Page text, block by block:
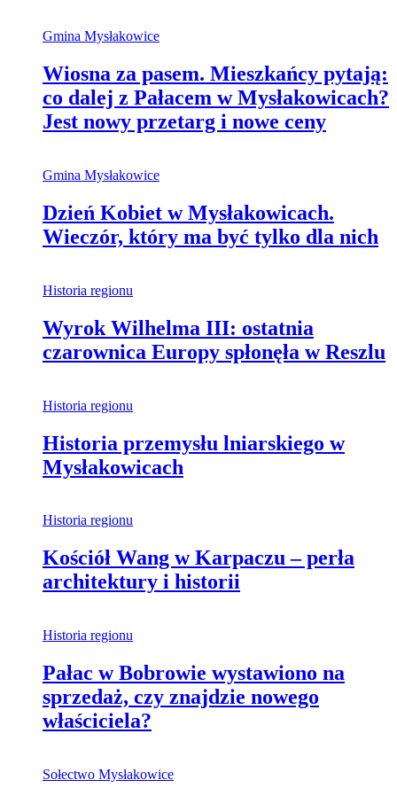
Gmina Mysłakowice
Wiosna za pasem. Mieszkańcy pytają:
co dalej z Pałacem w Mysłakowicach?
Jest nowy przetarg i nowe ceny
Gmina Mysłakowice
Dzień Kobiet w Mysłakowicach.
Wieczór, który ma być tylko dla nich
Historia regionu
Wyrok Wilhelma III: ostatnia
czarownica Europy spłonęła w Reszlu
Historia regionu
Historia przemysłu lniarskiego w
Mysłakowicach
Historia regionu
Kościół Wang w Karpaczu – perła
architektury i historii
Historia regionu
Pałac w Bobrowie wystawiono na
sprzedaż, czy znajdzie nowego
właściciela?
Sołectwo Mysłakowice